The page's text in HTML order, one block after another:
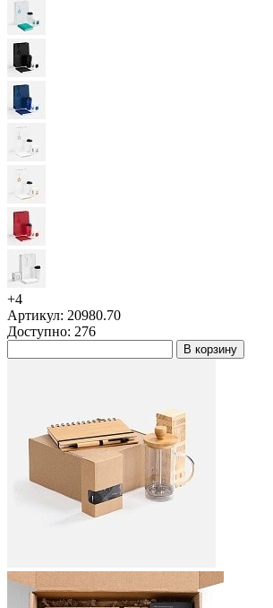
+4
Артикул: 20980.70
Доступно: 276
В корзину